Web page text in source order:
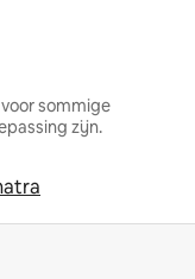
sommige
zijn.